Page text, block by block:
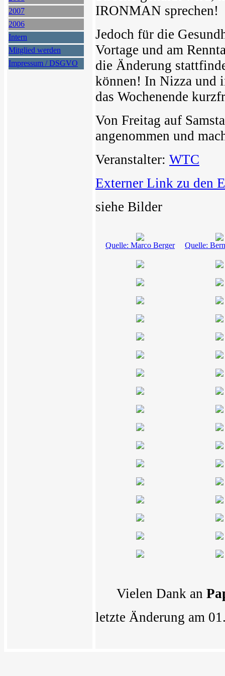
2007
2006
Intern
Mitglied werden
Impressum / DSGVO
IRONMAN sprechen!
Jedoch für die
Vortage und am
die Änderung
können! In Nizza und
das Wochenende
Von Freitag auf
angenommen und
Veranstalter: WTC
Externer Link zu den
siehe Bilder
Quelle: Marco Berger Quelle:
Vielen Dank an
letzte Änderung am